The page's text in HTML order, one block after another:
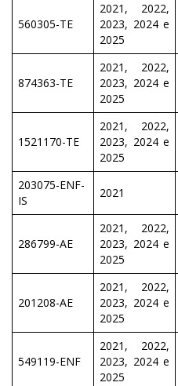
560305-TE
2021, 2022,
2023, 2024 e
2025
874363-TE
2021, 2022,
2023, 2024 e
2025
1521170-TE
2021, 2022,
2023, 2024 e
2025
203075-ENF-
IS
2021
286799-AE
2021, 2022,
2023, 2024 e
2025
201208-AE
2021, 2022,
2023, 2024 e
2025
549119-ENF
2021, 2022,
2023, 2024 e
2025